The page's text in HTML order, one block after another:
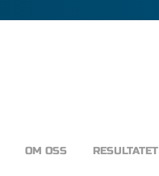
OM OSS RESULTATET